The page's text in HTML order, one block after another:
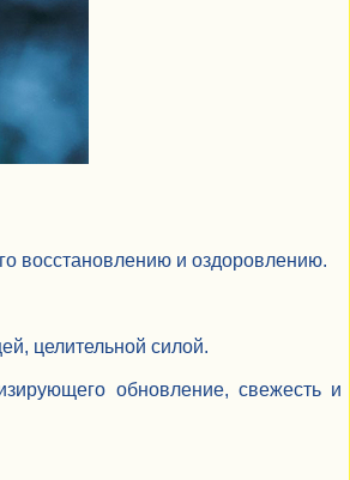
восстановлению и оздоровлению.
целительной силой.
обновление, свежесть и